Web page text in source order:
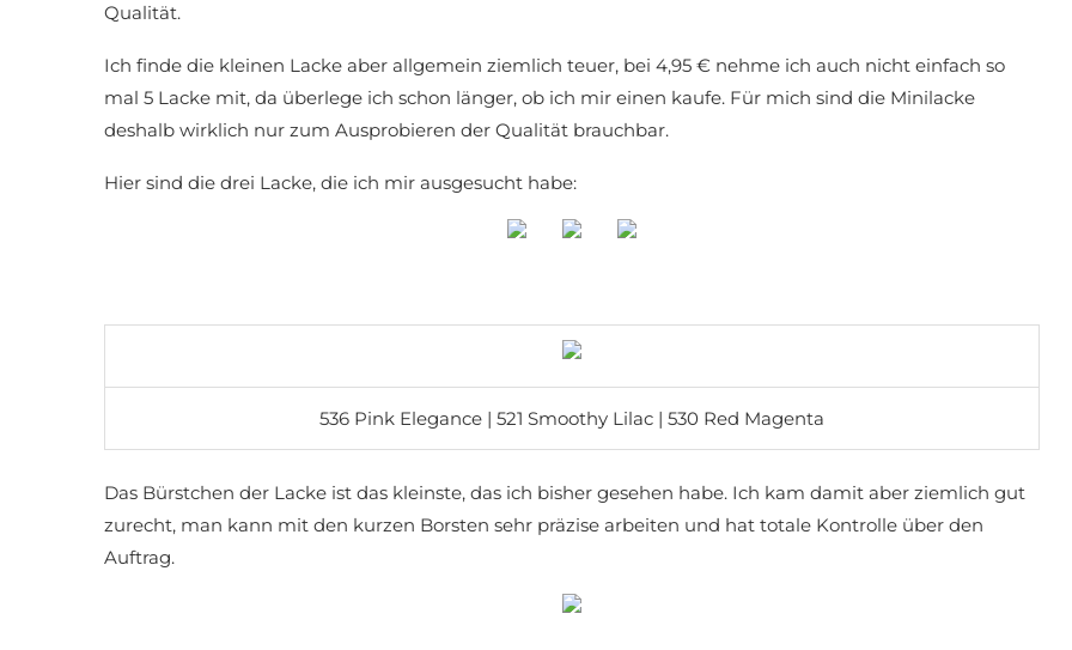
Qualität.
Ich finde die kleinen Lacke aber allgemein ziemlich teuer, bei 4,95 € nehme ich auch nicht einfach so
mal 5 Lacke mit, da überlege ich schon länger, ob ich mir einen kaufe. Für mich sind die Minilacke
deshalb wirklich nur zum Ausprobieren der Qualität brauchbar.
Hier sind die drei Lacke, die ich mir ausgesucht habe:
536 Pink Elegance | 521 Smoothy Lilac | 530 Red Magenta
Das Bürstchen der Lacke ist das kleinste, das ich bisher gesehen habe. Ich kam damit aber ziemlich gut
zurecht, man kann mit den kurzen Borsten sehr präzise arbeiten und hat totale Kontrolle über den
Auftrag.